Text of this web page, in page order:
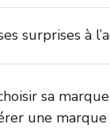
surprises à
sa
une